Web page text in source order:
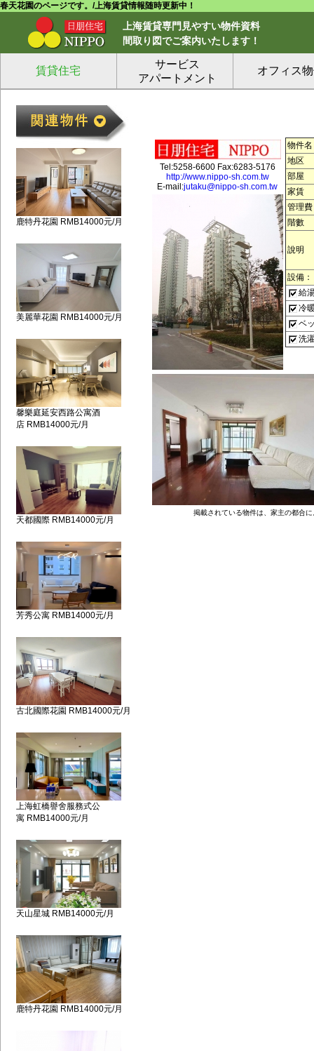
春天花園のページです。/上海賃貸情報随時更新中！
上海賃貸専門見やすい物件資料
間取り図でご案内いたします！
賃貸住宅
サービス
アパートメント
オフィス
鹿特丹花園 RMB14000元/月
美麗華花園 RMB14000元/月
馨樂庭延安西路公寓酒
店 RMB14000元/月
天都國際 RMB14000元/月
芳秀公寓 RMB14000元/月
古北國際花園 RMB14000元/月
上海虹橋譽舍服務式公
寓 RMB14000元/月
天山星城 RMB14000元/月
鹿特丹花園 RMB14000元/月
Tel:5258-6600 Fax:6283-5176
http://www.nippo-sh.com.tw
E-mail:jutaku@nippo-sh.com.tw
物件名
地区
部屋
家賃
管理費
階數
說明
設備：
給
冷
ベ
洗
掲載されている物件は、家主の都合